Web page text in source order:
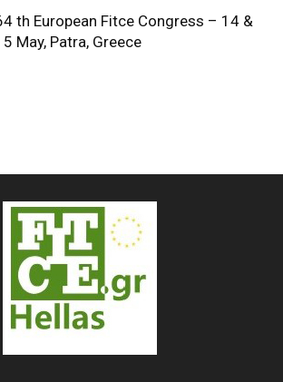
th European Fitce Congress – 14 &
May, Patra, Greece